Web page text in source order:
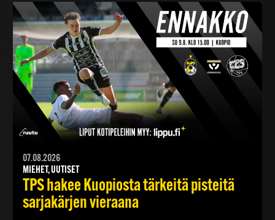
07.08.2026
MIEHET, UUTISET
TPS hakee Kuopiosta tärkeitä pisteitä
sarjakärjen vieraana